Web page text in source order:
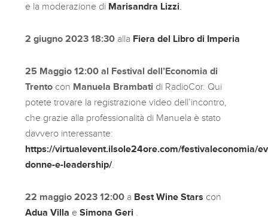
e la moderazione di Marisandra Lizzi
2 giugno 2023 18:30 alla Fiera del Libro di Imperia
25 Maggio 12:00 al Festival dell’Economia di
Trento con Manuela Brambati di RadioCor. Qui
potete trovare la registrazione video dell’incontro,
che grazie alla professionalità di Manuela è stato
davvero interessante:
https://virtualevent.ilsole24ore.com/festivaleconomia/
donne-e-leadership/
22 maggio 2023 12:00 a Best Wine Stars con
Adua Villa eSimona Geri